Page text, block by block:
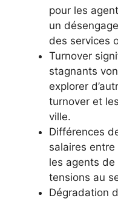
pour les
un
des services
Turnover
stagnants
explorer
turnover et
ville.
Différences
salaires
les agents
tensions au
Dégradation